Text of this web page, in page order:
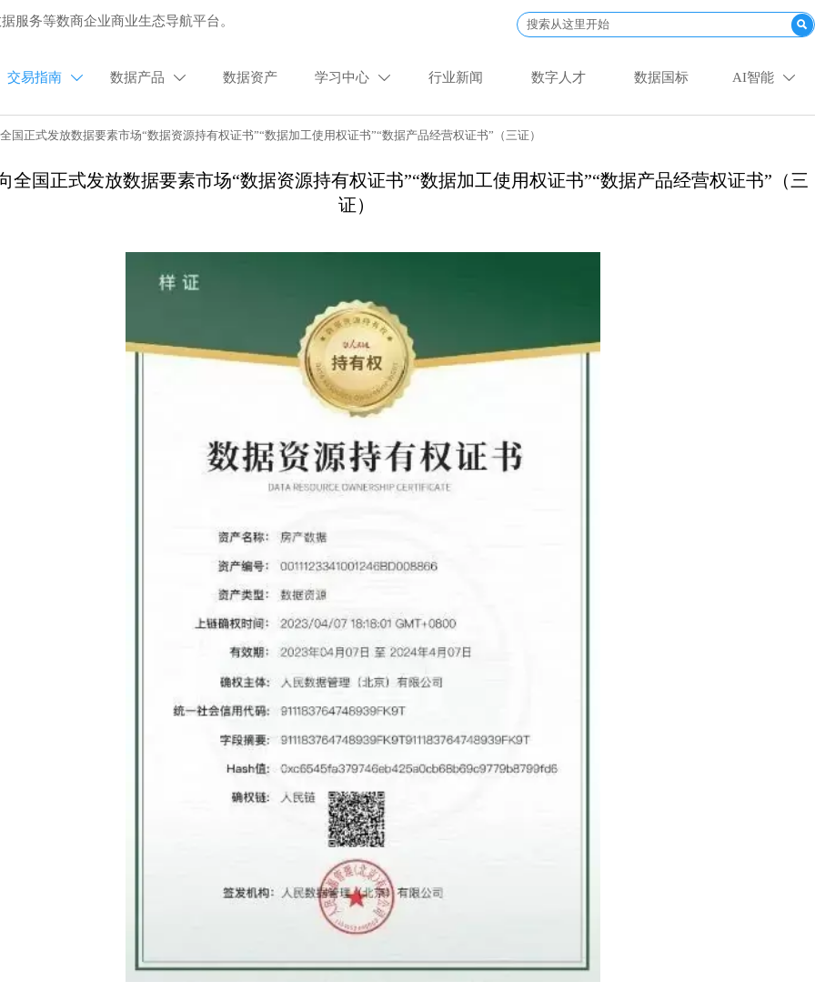
服务等数商企业商业生态导航平台。 
交易指南  数据产品  数据资产 学习中心  行业新闻 数字人才 数据国标 AI智能 
国正式发放数据要素市场“数据资源持有权证书”“数据加工使用权证书”“数据产品经营权证书”（三证）
全国正式发放数据要素市场“数据资源持有权证书”“数据加工使用权证书”“数据产品经营权证书”（三
证）